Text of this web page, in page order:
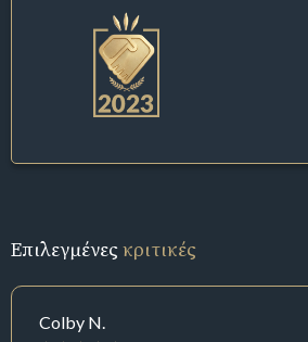
Επιλεγμένεςκριτικές
Colby N.